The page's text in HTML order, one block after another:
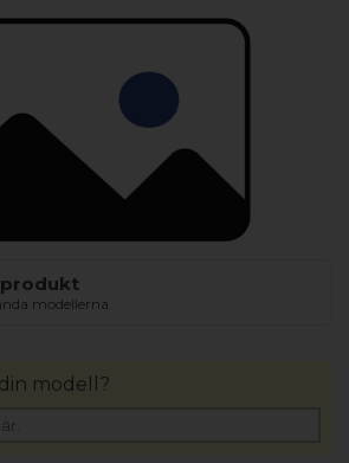
modellerna.
modell?